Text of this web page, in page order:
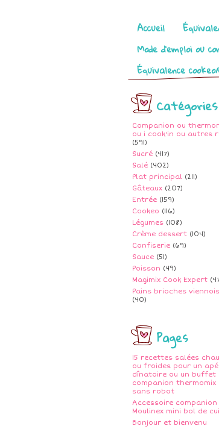
Pages
Accueil
Mode d’emploi ou
Équivalence
Catégories
Companion ou
ou i cook'in ou autres
(591)
Sucré (417)
Salé (402)
Plat principal (211)
Gâteaux (207)
Entrée (159)
Cookeo (116)
Légumes (108)
Crème dessert (104)
Confiserie (69)
Sauce (51)
Poisson (49)
Magimix Cook Expert
Pains brioches
(40)
Pages
15 recettes salées
ou froides pour un
dînatoire ou un buffet
companion thermomix
sans robot
Accessoire companion
Moulinex mini bol de
Bonjour et bienvenu